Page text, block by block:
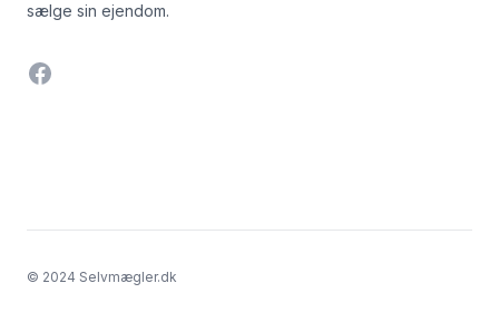
sælge sin ejendom.
Facebook
© 2024 Selvmægler.dk